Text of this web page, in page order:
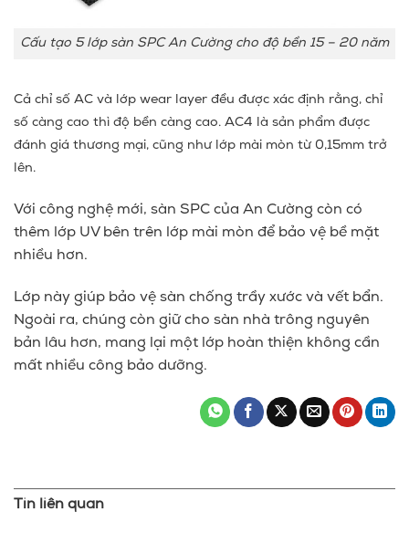
Cấu tạo 5 lớp sàn SPC An Cường cho độ bền 15 – 20 năm
Cả chỉ số AC và lớp wear layer đều được xác định rằng, chỉ
số càng cao thì độ bền càng cao. AC4 là sản phẩm được
đánh giá thương mại, cũng như lớp mài mòn từ 0,15mm trở
lên.
Với công nghệ mới, sàn SPC của An Cường còn có
thêm lớp UV bên trên lớp mài mòn để bảo vệ bề mặt
nhiều hơn.
Lớp này giúp bảo vệ sàn chống trầy xước và vết bẩn.
Ngoài ra, chúng còn giữ cho sàn nhà trông nguyên
bản lâu hơn, mang lại một lớp hoàn thiện không cần
mất nhiều công bảo dưỡng.
Tin liên quan